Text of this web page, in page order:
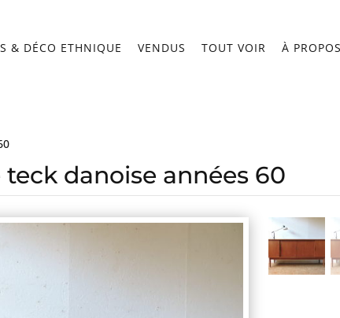
& DÉCO ETHNIQUE VENDUS TOUT VOIR À
teck danoise années 60